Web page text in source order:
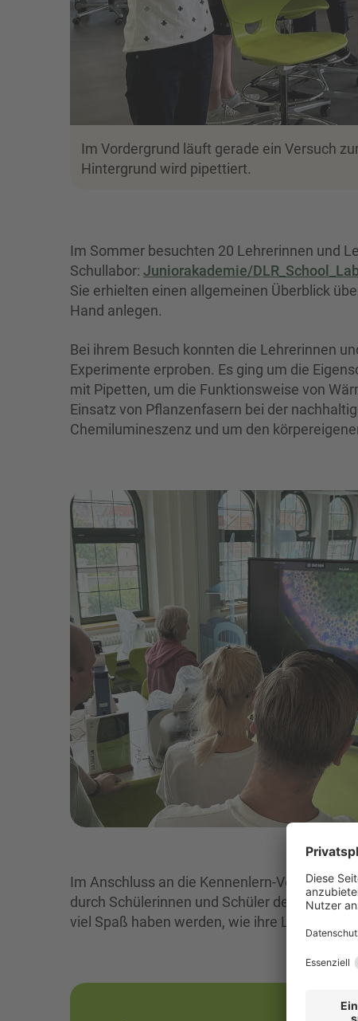
Im Vordergrund läuft gerade ein Versuch
Hintergrund wird pipettiert.
Im Sommer besuchten 20 Lehrerinnen und
Schullabor: Juniorakademie/
Sie erhielten einen allgemeinen Überblick
Hand anlegen.
Bei ihrem Besuch konnten die Lehrerinnen
Experimente erproben. Es ging um die
mit Pipetten, um die Funktionsweise von
Einsatz von Pflanzenfasern bei der
Chemilumineszenz und um den
Im Anschluss an die Kennenlern-
durch Schülerinnen und Schüler der
viel Spaß haben werden, wie ihre Lehrerinnen